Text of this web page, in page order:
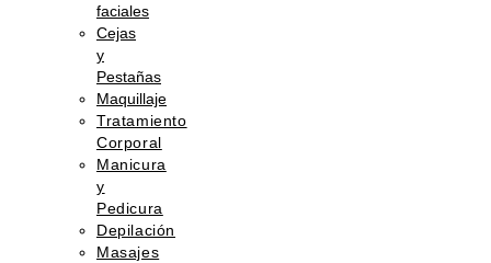
faciales
Cejas
y
Pestañas
Maquillaje
Tratamiento
Corporal
Manicura
y
Pedicura
Depilación
Masajes